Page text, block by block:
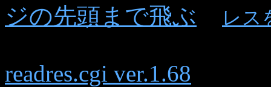
ジの先頭まで飛ぶ
レス
readres.cgi ver.1.68